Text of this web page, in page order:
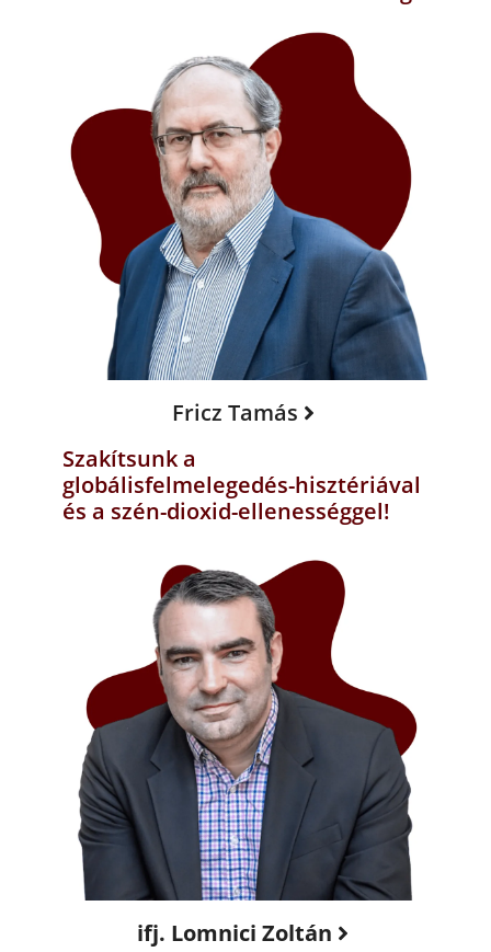
Fricz Tamás
Szakítsunk a
globálisfelmelegedés-hisztériával
és a szén-dioxid-ellenességgel!
ifj. Lomnici Zoltán